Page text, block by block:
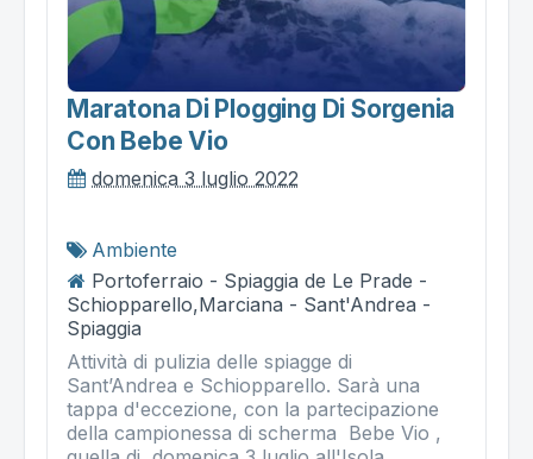
Maratona Di Plogging Di Sorgenia
Con Bebe Vio
domenica 3 luglio 2022
Ambiente
Portoferraio - Spiaggia de Le Prade -
Schiopparello,Marciana - Sant'Andrea -
Spiaggia
Attività di pulizia delle spiagge di
Sant’Andrea e Schiopparello. Sarà una
tappa d'eccezione, con la partecipazione
della campionessa di scherma Bebe Vio ,